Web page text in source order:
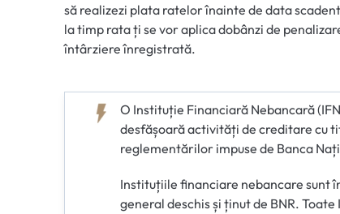
să realizezi plata ratelor înainte de data
la timp rata ți se vor aplica dobânzi de
întârziere înregistrată.
O Instituție Financiară Nebancară
desfășoară activități de creditare cu
reglementărilor impuse de Banca
Instituțiile financiare nebancare sunt
general deschis și ținut de BNR. Toate